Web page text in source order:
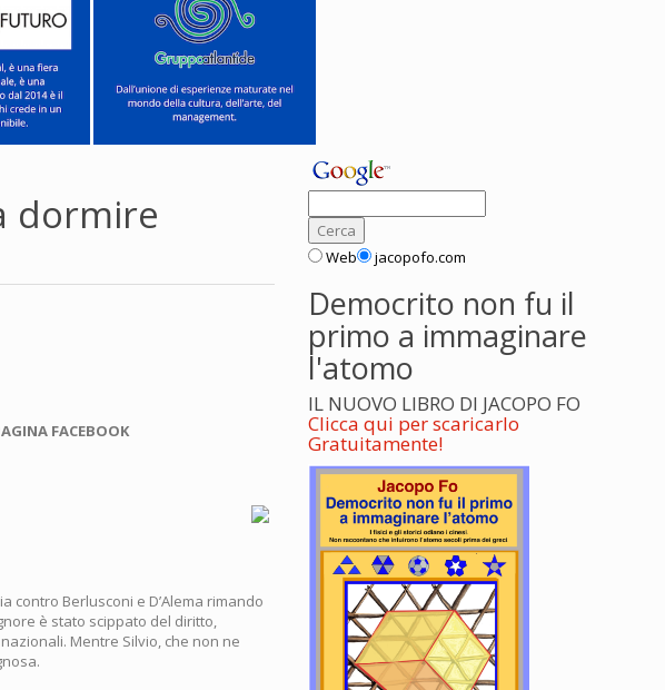
dormire
FACEBOOK
contro Berlusconi e D’Alema rimando
è stato scippato del diritto,
Mentre Silvio, che non ne
Web jacopofo.com
Democrito non fu il
primo a immaginare
l'atomo
IL NUOVO LIBRO DI JACOPO FO
Clicca qui per scaricarlo
Gratuitamente!